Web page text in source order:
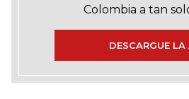
Colombia a tan
DESCARGUE LA